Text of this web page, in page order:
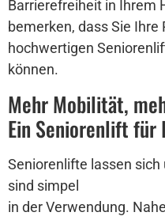
Barrierefreiheit in Ihrem
bemerken, dass Sie
hochwertigen
können.
Mehr Mobilität,
Ein Seniorenlift für
Seniorenlifte lassen
sind simpel
in der Verwendung.